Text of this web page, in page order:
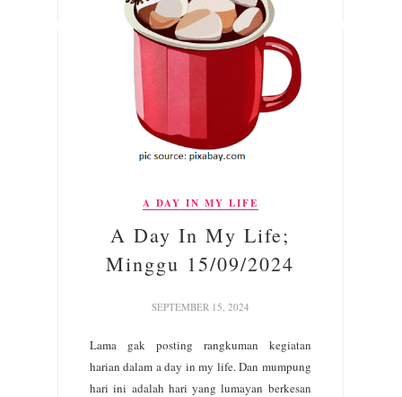
A DAY IN MY LIFE
A Day In My Life;
Minggu 15/09/2024
SEPTEMBER 15, 2024
Lama gak posting rangkuman kegiatan
harian dalam a day in my life. Dan mumpung
hari ini adalah hari yang lumayan berkesan